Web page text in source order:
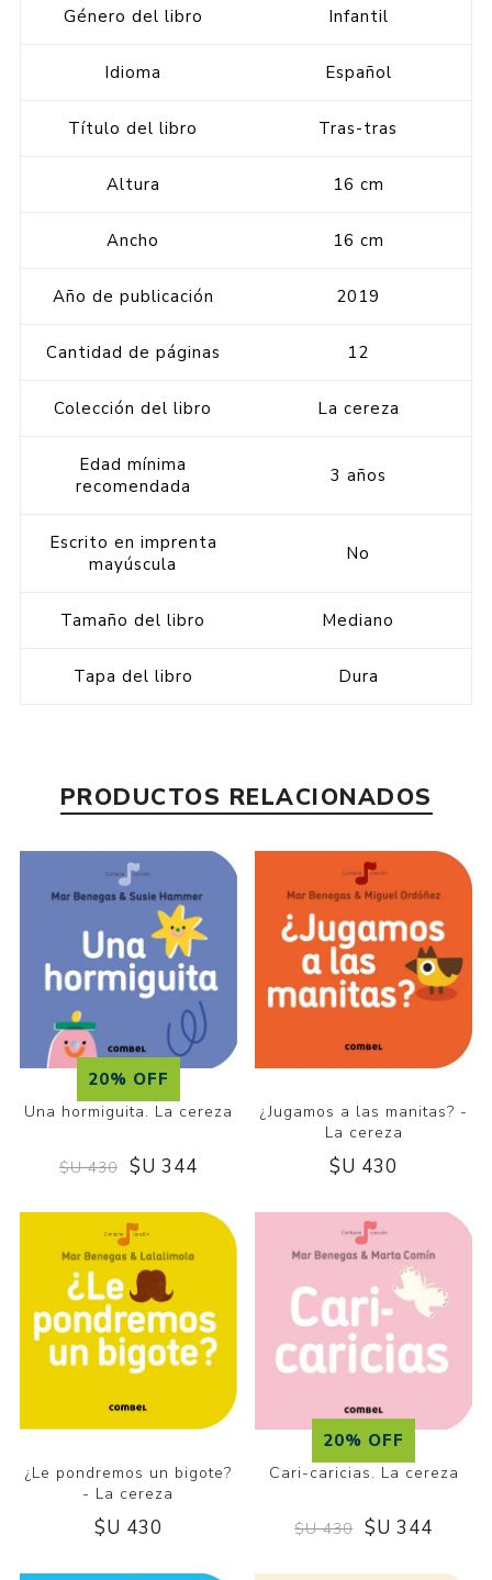
Género del libro Infantil
Idioma Español
Título del libro Tras-tras
Altura 16 cm
Ancho 16 cm
Año de publicación 2019
Cantidad de páginas 12
Colección del libro La cereza
Edad mínima
recomendada
3 años
Escrito en imprenta
mayúscula
No
Tamaño del libro Mediano
Tapa del libro Dura
PRODUCTOS RELACIONADOS
20% OFF
Una hormiguita. La cereza
$U 430 $U 344
¿Jugamos a las manitas? -
La cereza
$U 430
¿Le pondremos un bigote?
- La cereza
$U 430
20% OFF
Cari-caricias. La cereza
$U 430 $U 344